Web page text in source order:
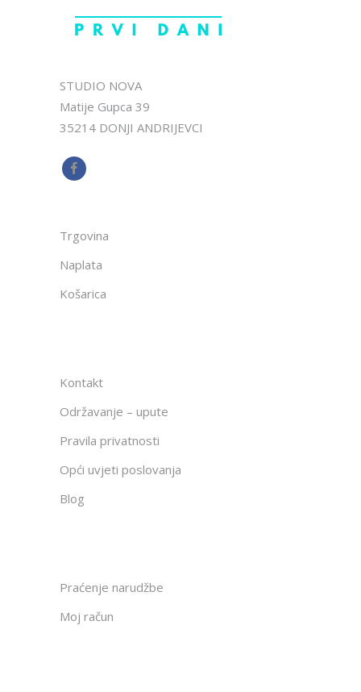
STUDIO NOVA
Matije Gupca 39
35214 DONJI ANDRIJEVCI
Trgovina
Naplata
Košarica
Kontakt
Održavanje – upute
Pravila privatnosti
Opći uvjeti poslovanja
Blog
Praćenje narudžbe
Moj račun